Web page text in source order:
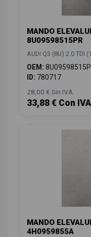
MANDO
8U09598515PR
AUDI Q3 (8U) 2.0 TDI
OEM:
ID: 780717
28,00 € Sin IVA
33,88 € Con IVA
MANDO
4H0959855A